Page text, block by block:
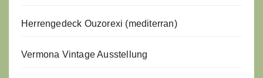
Herrengedeck Ouzorexi (mediterran)
Vermona Vintage Ausstellung